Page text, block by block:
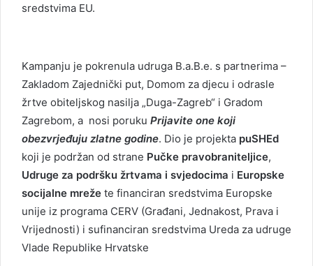
sredstvima EU.
Kampanju je pokrenula udruga B.a.B.e. s partnerima –
Zakladom Zajednički put, Domom za djecu i odrasle
žrtve obiteljskog nasilja „Duga-Zagreb“ i Gradom
Zagrebom, a nosi poruku Prijavite one koji
obezvrjeđuju zlatne godine. Dio je projekta puSHEd
koji je podržan od strane Pučke pravobraniteljice,
Udruge za podršku žrtvama i svjedocima i Europske
socijalne mreže te financiran sredstvima Europske
unije iz programa CERV (Građani, Jednakost, Prava i
Vrijednosti) i sufinanciran sredstvima Ureda za udruge
Vlade Republike Hrvatske